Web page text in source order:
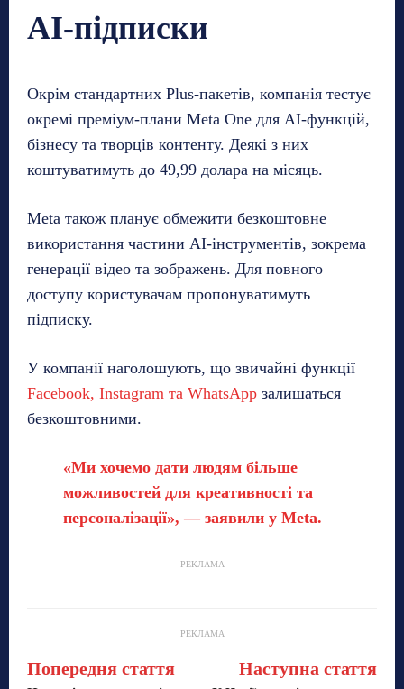
AI-підписки
Окрім стандартних Plus-пакетів, компанія тестує
окремі преміум-плани Meta One для AI-функцій,
бізнесу та творців контенту. Деякі з них
коштуватимуть до 49,99 долара на місяць.
Meta також планує обмежити безкоштовне
використання частини AI-інструментів, зокрема
генерації відео та зображень. Для повного
доступу користувачам пропонуватимуть
підписку.
У компанії наголошують, що звичайні функції
Facebook, Instagram та WhatsApp залишаться
безкоштовними.
«Ми хочемо дати людям більше
можливостей для креативності та
персоналізації», — заявили у Meta.
РЕКЛАМА
РЕКЛАМА
Попередня стаття Наступна стаття